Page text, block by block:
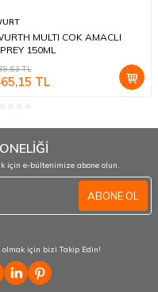
MULTI COK AMACLI
150ML
TL
TL
için e-bültenimize abone olun.
ABONE OL
için bizi Takip Edin!